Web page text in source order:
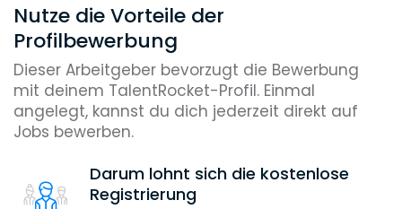
Nutze die Vorteile der
Profilbewerbung
Dieser Arbeitgeber bevorzugt die Bewerbung
mit deinem TalentRocket-Profil. Einmal
angelegt, kannst du dich jederzeit direkt auf
Jobs bewerben.
Darum lohnt sich die kostenlose
Registrierung